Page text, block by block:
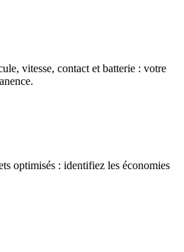
vitesse, contact et batterie : votre
optimisés : identifiez les économies